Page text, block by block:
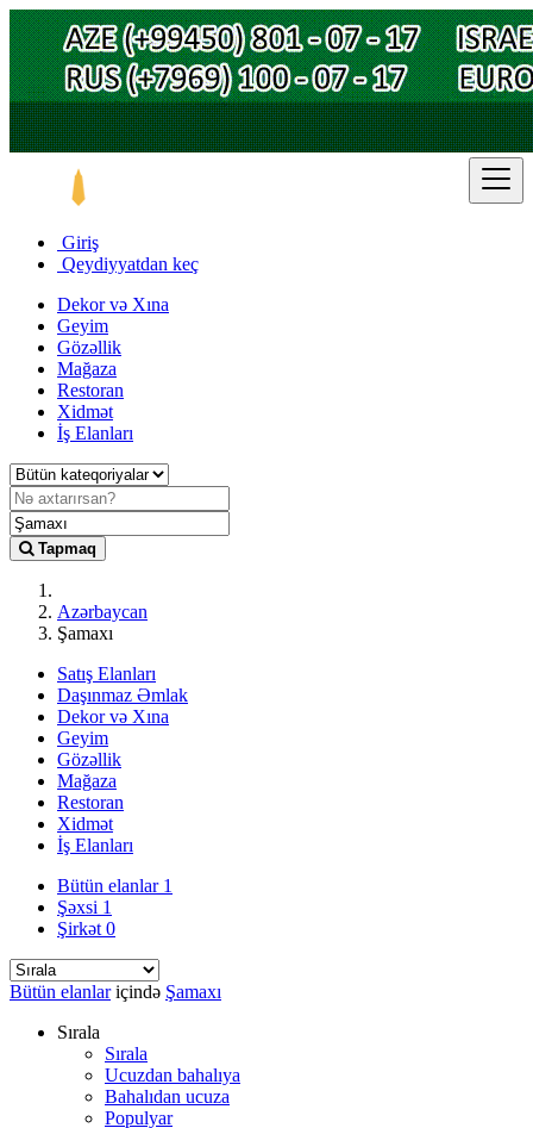
Giriş
Qeydiyyatdan keç
Dekor və Xına
Geyim
Gözəllik
Mağaza
Restoran
Xidmət
İş Elanları
Tapmaq
Azərbaycan
Şamaxı
Satış Elanları
Daşınmaz Əmlak
Dekor və Xına
Geyim
Gözəllik
Mağaza
Restoran
Xidmət
İş Elanları
Bütün elanlar 1
Şəxsi 1
Şirkət 0
Bütün elanlariçində Şamaxı
Sırala
Sırala
Ucuzdan bahalıya
Bahalıdan ucuza
Populyar